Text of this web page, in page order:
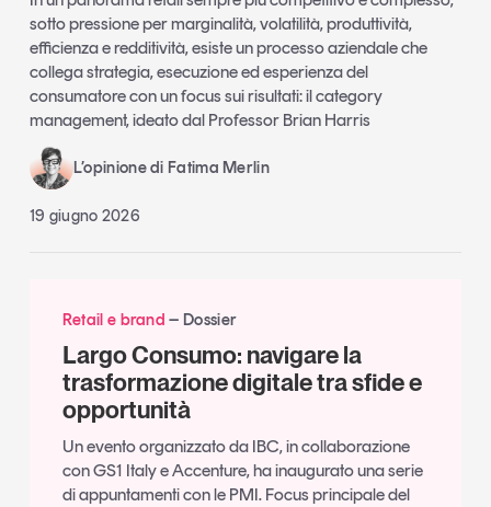
sotto pressione per marginalità, volatilità, produttività,
efficienza e redditività, esiste un processo aziendale che
collega strategia, esecuzione ed esperienza del
consumatore con un focus sui risultati: il category
management, ideato dal Professor Brian Harris
L’opinione di Fatima Merlin
19 giugno 2026
Retail e brand Dossier
Largo Consumo: navigare la
trasformazione digitale tra sfide e
opportunità
Un evento organizzato da IBC, in collaborazione
con GS1 Italy e Accenture, ha inaugurato una serie
di appuntamenti con le PMI. Focus principale del